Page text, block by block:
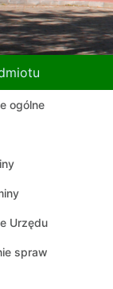
ogólne
Urzędu
spraw